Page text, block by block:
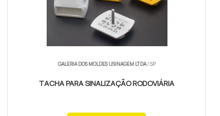
GALERIA DOS MOLDES USINAGEM LTDA/ SP
TACHA PARA SINALIZAÇÃO RODOVIÁRIA